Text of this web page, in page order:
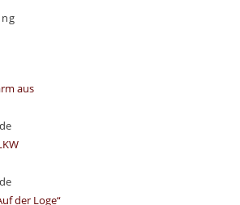
aus
der Loge“